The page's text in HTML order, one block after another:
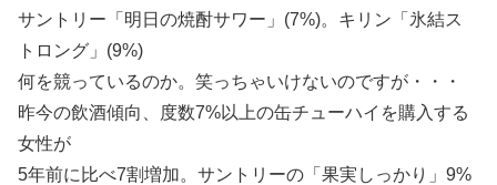
サントリー「明日の焼酎サワー」(7%)。キリン「氷結ス
トロング」(9%)
何を競っているのか。笑っちゃいけないのですが・・・
昨今の飲酒傾向、度数7%以上の缶チューハイを購入する
女性が
5年前に比べ7割増加。サントリーの「果実しっかり」9%